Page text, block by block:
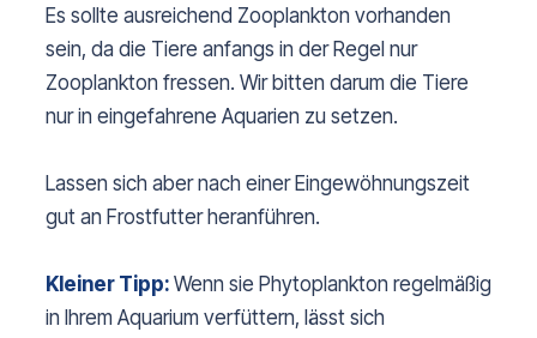
Es sollte ausreichend Zooplankton vorhanden
sein, da die Tiere anfangs in der Regel nur
Zooplankton fressen. Wir bitten darum die Tiere
nur in eingefahrene Aquarien zu setzen.
Lassen sich aber nach einer Eingewöhnungszeit
gut an Frostfutter heranführen.
Kleiner Tipp: Wenn sie Phytoplankton regelmäßig
in Ihrem Aquarium verfüttern, lässt sich